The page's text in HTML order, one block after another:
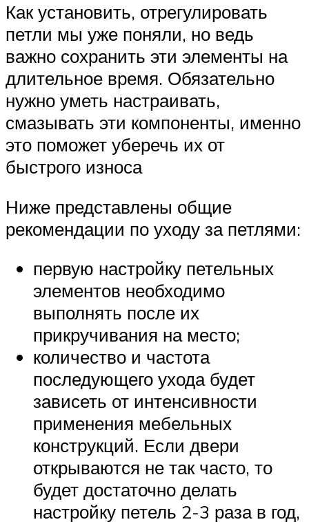
Как установить, отрегулировать
петли мы уже поняли, но ведь
важно сохранить эти элементы на
длительное время. Обязательно
нужно уметь настраивать,
смазывать эти компоненты, именно
это поможет уберечь их от
быстрого износа
Ниже представлены общие
рекомендации по уходу за петлями:
первую настройку петельных
элементов необходимо
выполнять после их
прикручивания на место;
количество и частота
последующего ухода будет
зависеть от интенсивности
применения мебельных
конструкций. Если двери
открываются не так часто, то
будет достаточно делать
настройку петель 2-3 раза в год,